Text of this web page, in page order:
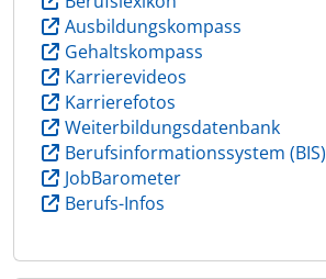
Ausbildungskompass
Gehaltskompass
Karrierevideos
Karrierefotos
Weiterbildungsdatenbank
Berufsinformationssystem (BIS)
JobBarometer
Berufs-Infos